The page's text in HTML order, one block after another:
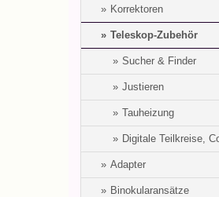
Korrektoren
Teleskop-Zubehör
Sucher & Finder
Justieren
Tauheizung
Digitale Teilkreise,
Adapter
Binokularansätze
PrimaLuceLab